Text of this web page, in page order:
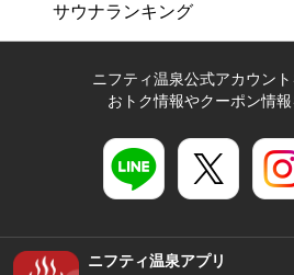
サウナランキング
ニフティ温泉公式アカウン
おトク情報やクーポン情
ニフティ温泉アプリ